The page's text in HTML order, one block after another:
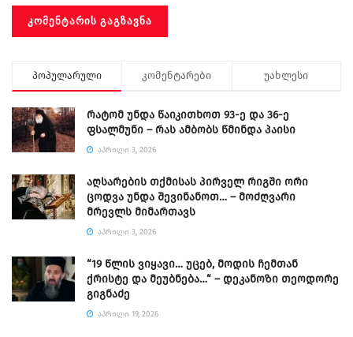
პოპულარული კომენტარები უახლესი
რატომ უნდა წაიკითხოთ 93-ე და 36-ე
ფსალმუნი – რას ამბობს წმინდა პაისი
ᲐᲞᲠᲘᲚᲘ 3, 2026
აღსარების თქმისას პირველ რიგში ორი
ცოდვა უნდა შევინანოთ… – მოძღვარი
მრევლს მიმართავს
ᲐᲞᲠᲘᲚᲘ 3, 2026
“19 წლის ვიყავი… უცებ, მოდის ჩემთან
ქრისტე და მეუბნება…“ – დეკანოზი თეოდორე
გიგნაძე
ᲐᲞᲠᲘᲚᲘ 19, 2026